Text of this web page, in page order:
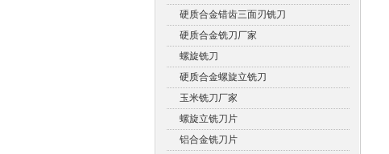
硬质合金错齿三面刃铣刀
硬质合金铣刀厂家
螺旋铣刀
硬质合金螺旋立铣刀
玉米铣刀厂家
螺旋立铣刀片
铝合金铣刀片